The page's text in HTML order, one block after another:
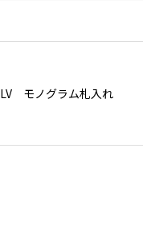
LV モノグラム札入れ